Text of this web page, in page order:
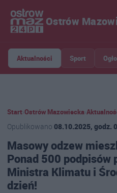
Ostrów
Aktualności Sport
Start Ostrów Mazowiecka
Opublikowano 08.10.2025, godz.
Masowy odzew
Ponad 500 podpisów
Ministra Klimatu i
dzień!